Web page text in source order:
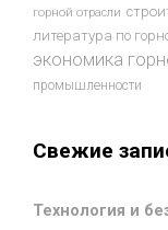
горной отрасли
литература по
экономика
промышленности
Свежие
Технология и